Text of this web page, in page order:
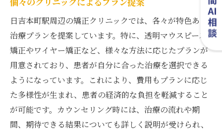
日吉本町駅周辺の矯正クリニックでは、各々が特色ある
治療プランを提案しています。特に、透明マウスピース
矯正やワイヤー矯正など、様々な方法に応じたプランが
用意されており、患者が自分に合った治療を選択できる
ようになっています。これにより、費用もプランに応じ
た多様性が生まれ、患者の経済的な負担を軽減すること
が可能です。カウンセリング時には、治療の流れや期
間、期待できる結果についても詳しく説明が受けられ、